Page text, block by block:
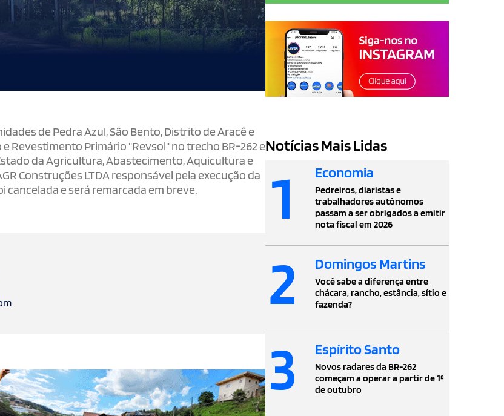
de Pedra Azul, São Bento, Distrito de Aracê e
Revestimento Primário "Revsol" no trecho BR-262 e
da Agricultura, Abastecimento, Aquicultura e
Construções LTDA responsável pela execução da
cancelada e será remarcada em breve.
Notícias Mais Lidas
1 Economia
Pedreiros, diaristas e
trabalhadores autônomos
passam a ser obrigados a emitir
nota fiscal em 2026
2 Domingos Martins
Você sabe a diferença entre
chácara, rancho, estância, sítio e
fazenda?
3 Espírito Santo
Novos radares da BR-262
começam a operar a partir de 1º
de outubro